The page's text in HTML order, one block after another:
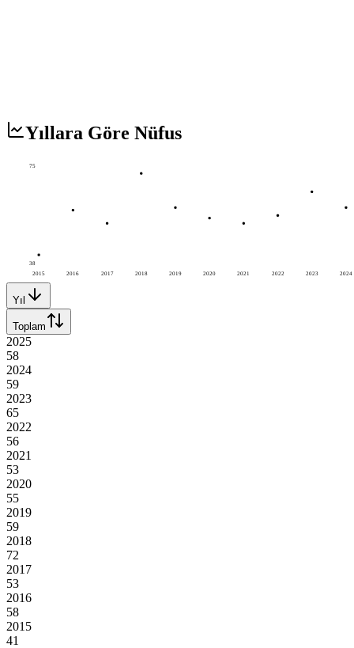
Yıllara Göre Nüfus
2015 2016 2017 2018 2019 2020 2021 2022 2023 2024
75
38
Yıl
Toplam
2025
58
2024
59
2023
65
2022
56
2021
53
2020
55
2019
59
2018
72
2017
53
2016
58
2015
41